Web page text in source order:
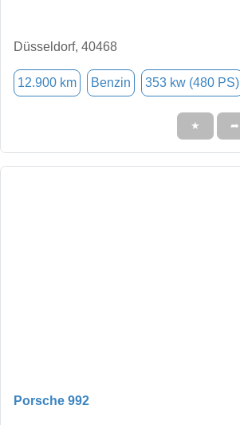
Düsseldorf, 40468
12.900 km Benzin 353 kw (480 PS)
★ ➦
Porsche 992